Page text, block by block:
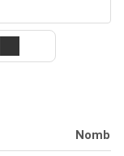
Nombre